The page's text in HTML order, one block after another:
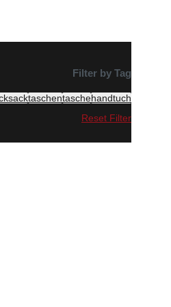
Filter by Tag
taschentaschehandtuch
Reset Filter